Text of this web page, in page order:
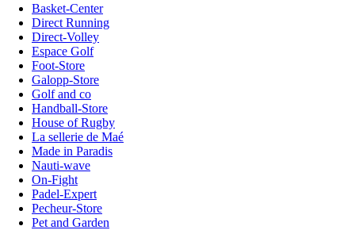
Basket-Center
Direct Running
Direct-Volley
Espace Golf
Foot-Store
Galopp-Store
Golf and co
Handball-Store
House of Rugby
La sellerie de Maé
Made in Paradis
Nauti-wave
On-Fight
Padel-Expert
Pecheur-Store
Pet and Garden